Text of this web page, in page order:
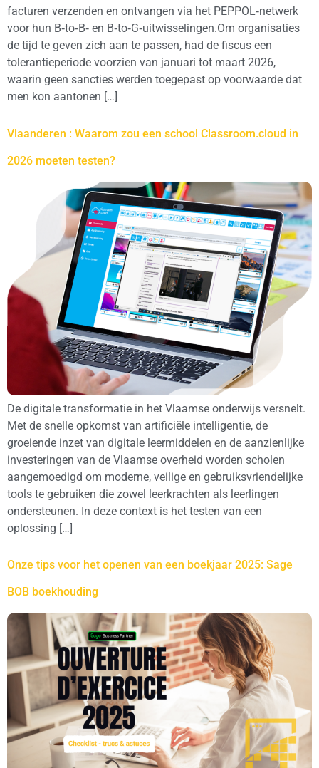
facturen verzenden en ontvangen via het PEPPOL‑netwerk
voor hun B‑to‑B‑ en B‑to‑G‑uitwisselingen.Om organisaties
de tijd te geven zich aan te passen, had de fiscus een
tolerantieperiode voorzien van januari tot maart 2026,
waarin geen sancties werden toegepast op voorwaarde dat
men kon aantonen […]
Vlaanderen : Waarom zou een school Classroom.cloud in
2026 moeten testen?
De digitale transformatie in het Vlaamse onderwijs versnelt.
Met de snelle opkomst van artificiële intelligentie, de
groeiende inzet van digitale leermiddelen en de aanzienlijke
investeringen van de Vlaamse overheid worden scholen
aangemoedigd om moderne, veilige en gebruiksvriendelijke
tools te gebruiken die zowel leerkrachten als leerlingen
ondersteunen. In deze context is het testen van een
oplossing […]
Onze tips voor het openen van een boekjaar 2025: Sage
BOB boekhouding